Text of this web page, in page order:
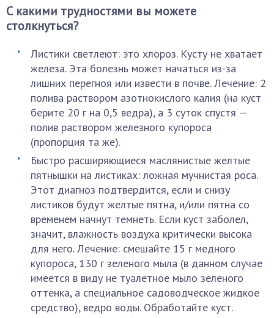
С какими трудностями вы можете
столкнуться?
Листики светлеют: это хлороз. Кусту не хватает
железа. Эта болезнь может начаться из-за
лишних перегноя или извести в почве. Лечение: 2
полива раствором азотнокислого калия (на куст
берите 20 г на 0,5 ведра), а 3 суток спустя —
полив раствором железного купороса
(пропорция та же).
Быстро расширяющиеся маслянистые желтые
пятнышки на листиках: ложная мучнистая роса.
Этот диагноз подтвердится, если и снизу
листиков будут желтые пятна, и/или пятна со
временем начнут темнеть. Если куст заболел,
значит, влажность воздуха критически высока
для него. Лечение: смешайте 15 г медного
купороса, 130 г зеленого мыла (в данном случае
имеется в виду не туалетное мыло зеленого
оттенка, а специальное садоводческое жидкое
средство), ведро воды. Обработайте куст.